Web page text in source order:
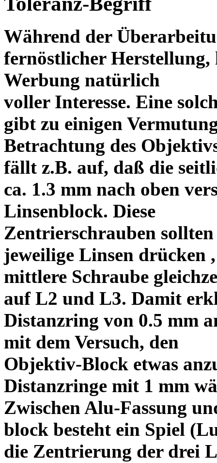
Während der
fernöstlicher Herstellung,
Werbung natürlich
voller Interesse. Eine
gibt zu einigen
Betrachtung des
fällt z.B. auf, daß die
ca. 1.3 mm nach oben
Linsenblock. Diese
Zentrierschrauben
jeweilige Linsen drücken
mittlere Schraube
auf L2 und L3. Damit
Distanzring von 0.5 mm
mit dem Versuch, den
Objektiv-Block etwas
Distanzringe mit 1 mm
Zwischen Alu-Fassung
block besteht ein Spiel
die Zentrierung der drei